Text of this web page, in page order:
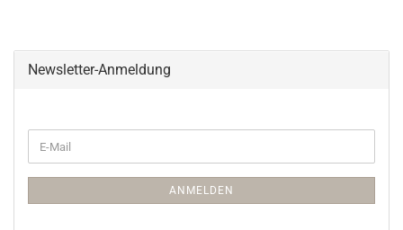
Newsletter-Anmeldung
ANMELDEN